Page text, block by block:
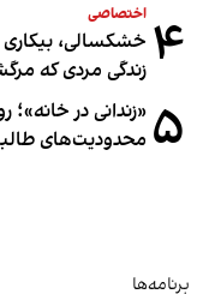
۴ اختصاصی
خشکسالی، بیکاری
زندگی مردی که
۵ «زندانی در
محدودیت‌های
برنامه‌ها